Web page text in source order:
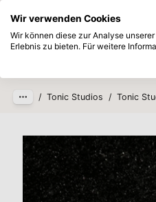
Zum Hauptinhalt
/ Tonic Studios / Tonic
Wir verwenden Cookies
Wir können diese zur Analyse
Erlebnis zu bieten. Für weitere